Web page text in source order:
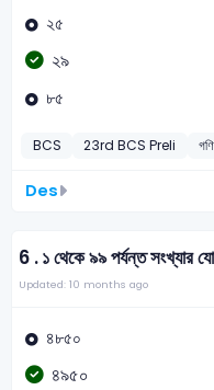
২৫
২৯
৮৫
BCS 23rd BCS Preli
Des
6 .১ থেকে ৯৯ পর্যন্ত
Updated: 10 months ago
৪৮৫০
৪৯৫০